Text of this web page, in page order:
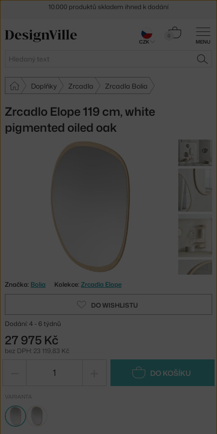
MENU
Hledat
0
Košík
Doplňky Zrcadla Zrcadla Bolia
Zrcadlo Elope 119 cm, white
pigmented oiled oak
Značka: Bolia Kolekce: Zrcadla Elope
DO WISHLISTU
Dodání: 4 - 6 týdnů
27 975 Kč
bez DPH: 23 119,83 Kč
DO KOŠÍKU
VARIANTA
30 dní na vrácení zboží
CZK